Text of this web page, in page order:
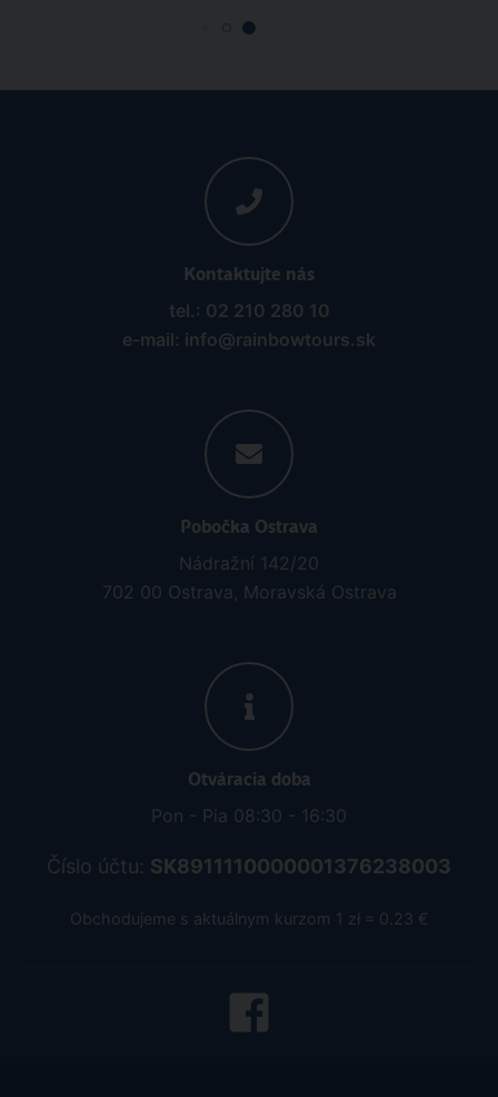
Kontaktujte nás
tel.: 02 210 280 10
e-mail: info@rainbowtours.sk
Pobočka Ostrava
Nádražní 142/20
702 00 Ostrava, Moravská Ostrava
Otváracia doba
Pon - Pia 08:30 - 16:30
Číslo účtu: SK8911110000001376238003
Obchodujeme s aktuálnym kurzom 1 zł = 0.23 €